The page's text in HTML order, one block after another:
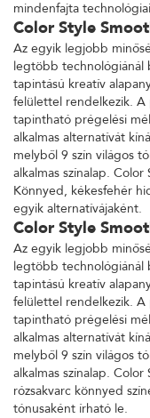
mindenfajta
Color Style
Az egyik legjobb
legtöbb technológiánál
tapintású kreatív
felülettel rendelkezik.
tapintható prégelési
alkalmas alternatívát
melyből 9 szín világos
alkalmas színalap.
Könnyed, kékesfehér
egyik alternatívájaként.
Color Style
Az egyik legjobb
legtöbb technológiánál
tapintású kreatív
felülettel rendelkezik.
tapintható prégelési
alkalmas alternatívát
melyből 9 szín világos
alkalmas színalap.
rózsakvarc könnyed
tónusaként írható le.